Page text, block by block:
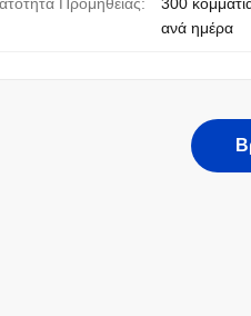
ανά ημέρα